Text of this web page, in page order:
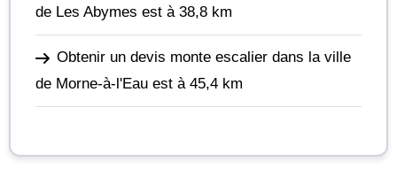
de Les Abymes est à 38,8 km
Obtenir un devis monte escalier dans la ville
de Morne-à-l'Eau est à 45,4 km